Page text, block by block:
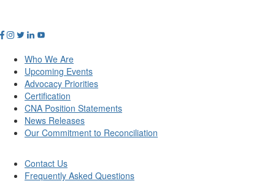
Who We Are
Upcoming Events
Advocacy Priorities
Certification
CNA Position Statements
News Releases
Our Commitment to Reconciliation
Contact Us
Frequently Asked Questions